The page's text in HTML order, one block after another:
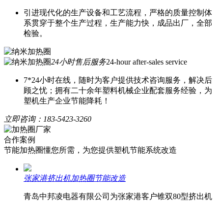
引进现代化的生产设备和工艺流程，严格的质量控制体
系贯穿于整个生产过程，生产能力快，成品出厂，全部
检验。
24小时售后服务24-hour after-sales service
7*24小时在线，随时为客户提供技术咨询服务，解决后
顾之忧；拥有二十余年塑料机械企业配套服务经验，为
塑机生产企业节能降耗！
立即咨询： 183-5423-3260
合作案例
节能加热圈懂您所需，为您提供塑机节能系统改造
张家港挤出机加热圈节能改造
青岛中邦凌电器有限公司为张家港客户锥双80型挤出机